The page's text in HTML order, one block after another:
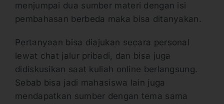
menjumpai dua sumber materi dengan isi
pembahasan berbeda maka bisa ditanyakan.
Pertanyaan bisa diajukan secara personal
lewat chat jalur pribadi, dan bisa juga
didiskusikan saat kuliah online berlangsung.
Sebab bisa jadi mahasiswa lain juga
mendapatkan sumber dengan tema sama